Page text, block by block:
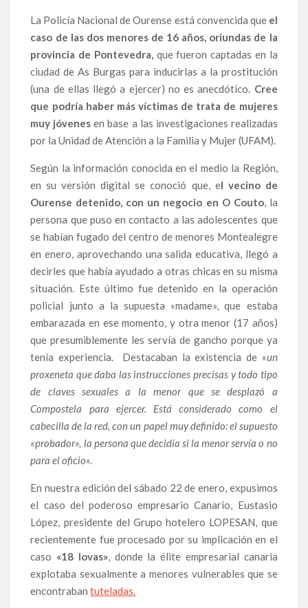
La Policía Nacional de Ourense está convencida que el
caso de las dos menores de 16 años, oriundas de la
provincia de Pontevedra,que fueron captadas en la
ciudad de As Burgas para inducirlas a la prostitución
(una de ellas llegó a ejercer) no es anecdótico. Cree
que podría haber más víctimas de trata de mujeres
muy jóvenesen base a las investigaciones realizadas
por la Unidad de Atención a la Familia y Mujer (UFAM).
Según la información conocida en el medio la Región,
en su versión digital se conoció que, el vecino de
Ourense detenido, con un negocio en O Couto, la
persona que puso en contacto a las adolescentes que
se habían fugado del centro de menores Montealegre
en enero, aprovechando una salida educativa, llegó a
decirles que había ayudado a otras chicas en su misma
situación. Este último fue detenido en la operación
policial junto a la supuesta «madame», que estaba
embarazada en ese momento, y otra menor (17 años)
que presumiblemente les servía de gancho porque ya
tenía experiencia. Destacaban la existencia de «un
proxeneta que daba las instrucciones precisas y todo tipo
de claves sexuales a la menor que se desplazó a
Compostela para ejercer. Está considerado como el
cabecilla de la red, con un papel muy definido: el supuesto
«probador», la persona que decidía si la menor servía o no
para el oficio«.
En nuestra edición del sábado 22 de enero, expusimos
el caso del poderoso empresario Canario, Eustasio
López, presidente del Grupo hotelero LOPESAN, que
recientemente fue procesado por su implicación en el
caso «18 lovas», donde la élite empresarial canaria
explotaba sexualmente a menores vulnerables que se
encontrabantuteladas.